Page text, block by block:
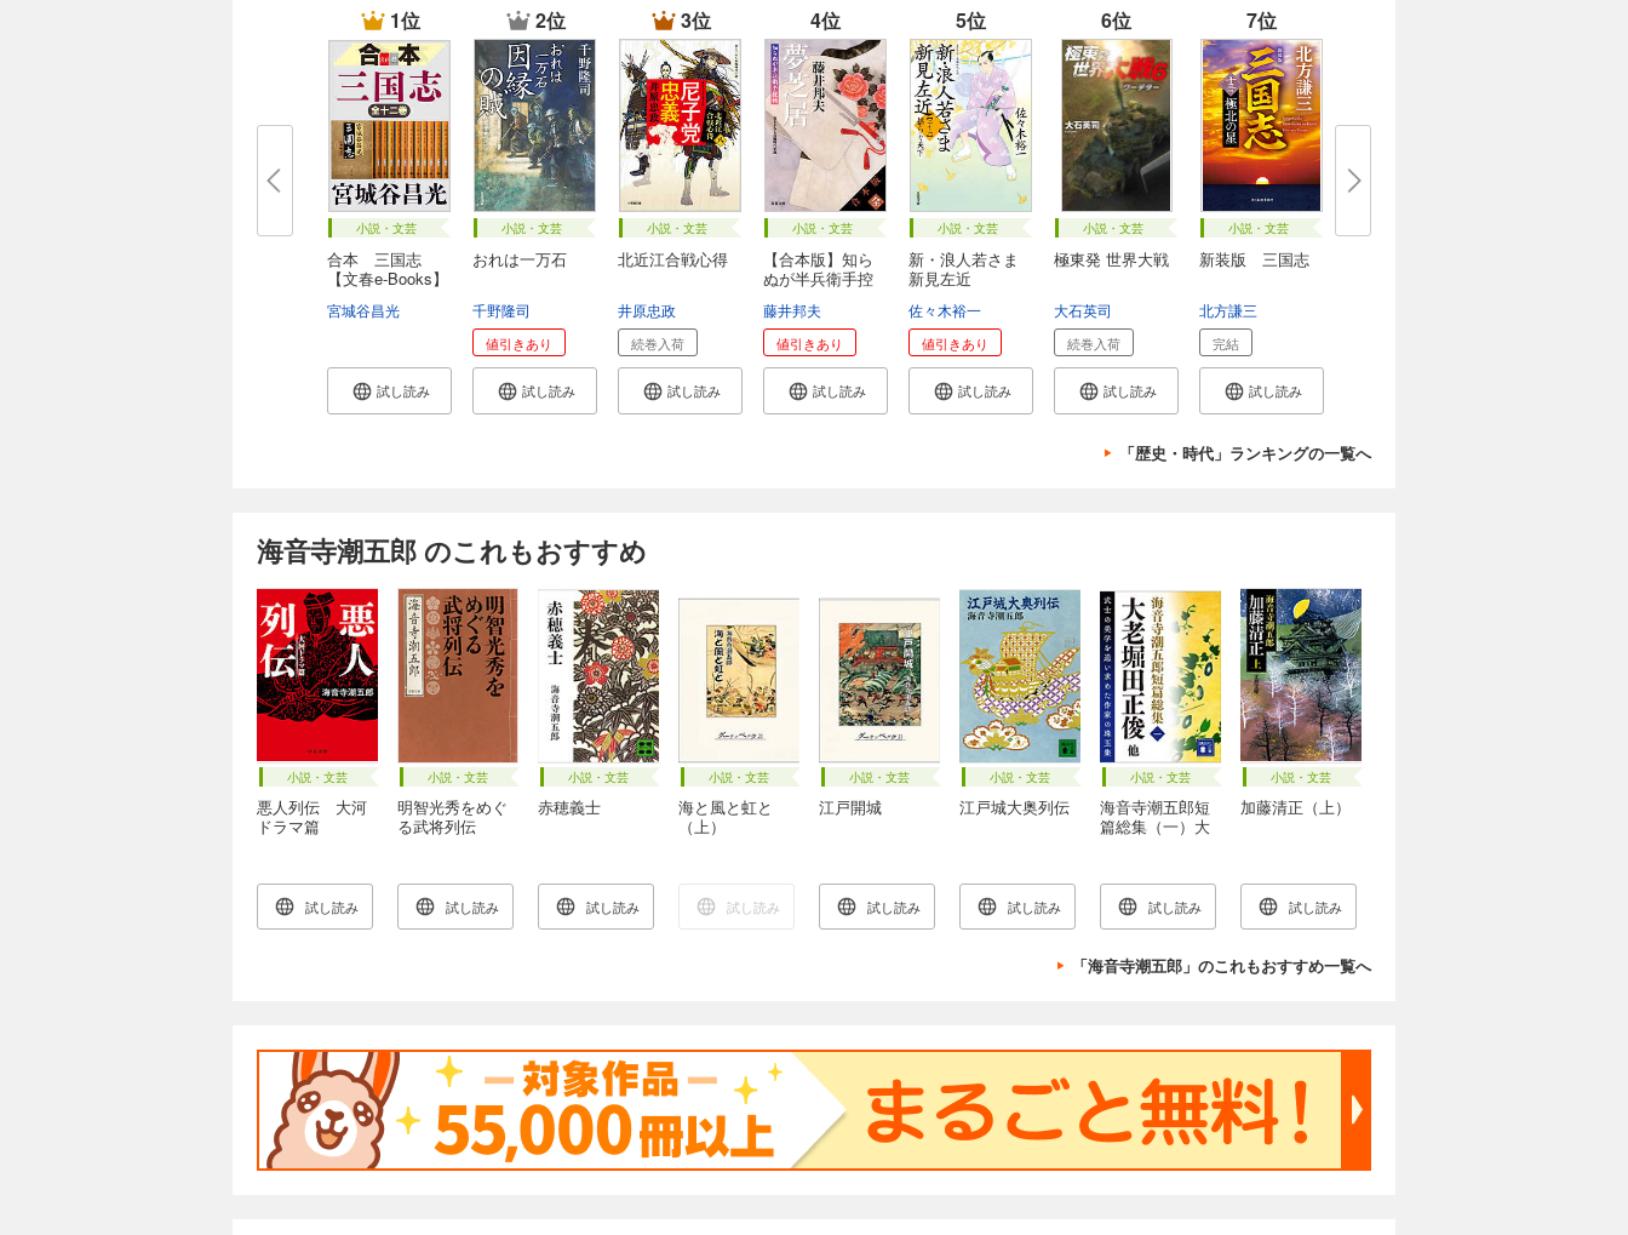
1位
小説・文芸
合本 三国志
【文春e-Books】
宮城谷昌光
試し読み
2位
小説・文芸
おれは一万石
千野隆司
値引きあり
試し読み
3位
小説・文芸
北近江合戦心得
井原忠政
続巻入荷
試し読み
4位
小説・文芸
【合本版】知ら
ぬが半兵衛手控
藤井邦夫
値引きあり
試し読み
5位
小説・文芸
新・浪人若さま
新見左近
佐々木裕一
値引きあり
試し読み
6位
小説・文芸
極東発 世界大戦
大石英司
続巻入荷
試し読み
7位
小説・文芸
新装版 三国志
北方謙三
完結
試し読み
「歴史・時代」ランキングの一覧へ
海音寺潮五郎 のこれもおすすめ
小説・文芸
悪人列伝 大河
ドラマ篇
試し読み
小説・文芸
明智光秀をめぐ
る武将列伝
試し読み
小説・文芸
赤穂義士
試し読み
小説・文芸
海と風と虹と
（上）
試し読み
小説・文芸
江戸開城
試し読み
小説・文芸
江戸城大奥列伝
試し読み
小説・文芸
海音寺潮五郎短
篇総集（一）大
試し読み
小説・文芸
加藤清正（上）
試し読み
「海音寺潮五郎」のこれもおすすめ一覧へ